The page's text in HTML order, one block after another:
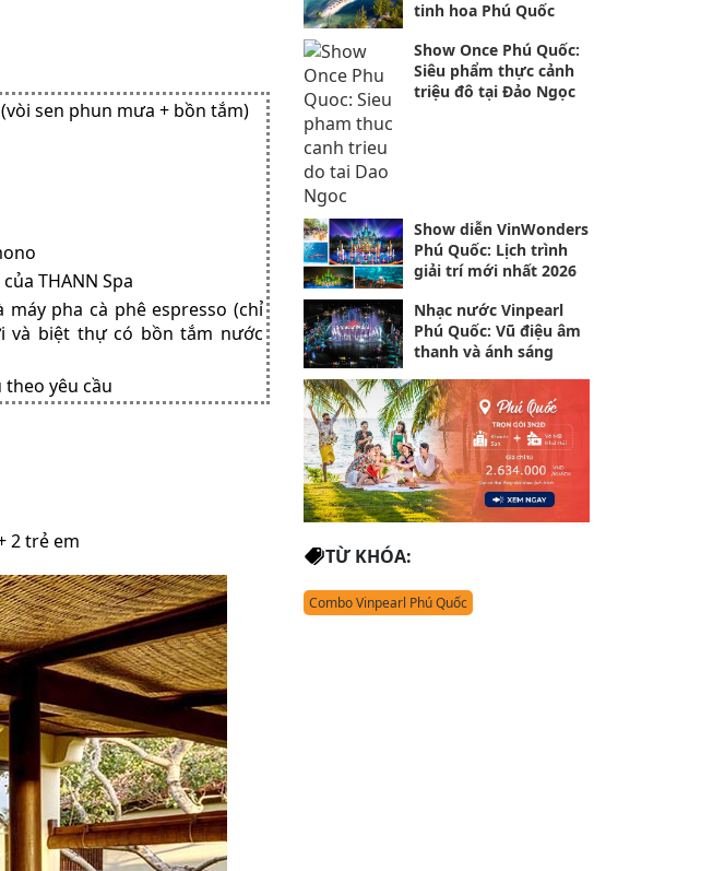
sen phun mưa + bồn tắm)
THANN Spa
pha cà phê espresso (chỉ
và biệt thự có bồn tắm nước
yêu cầu
2 trẻ em
tinh hoa Phú Quốc
Show Once Phú Quốc:
Siêu phẩm thực cảnh
triệu đô tại Đảo Ngọc
Show diễn VinWonders
Phú Quốc: Lịch trình
giải trí mới nhất 2026
Nhạc nước Vinpearl
Phú Quốc: Vũ điệu âm
thanh và ánh sáng
TỪ KHÓA:
Combo Vinpearl Phú Quốc